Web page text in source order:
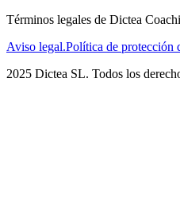
Términos legales de Dictea
Aviso legal.Política de protección
2025 Dictea SL. Todos los